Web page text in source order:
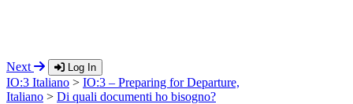
Next Log In
IO:3 Italiano > IO:3 – Preparing for Departure,
Italiano > Di quali documenti ho bisogno?